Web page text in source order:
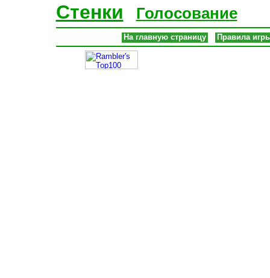
Стенки Голосование
На главную страницу Правила